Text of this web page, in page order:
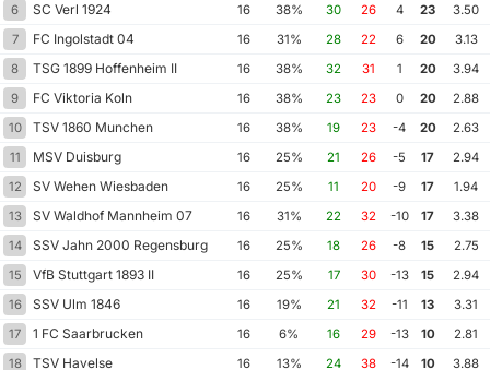
6
SC Verl 1924 16 38% 30 26 4 23
3.50
7
FC Ingolstadt 04 16 31% 28 22 6 20
3.13
8
TSG 1899 Hoffenheim II 16 38% 32 31 1 20
3.94
9
FC Viktoria Koln 16 38% 23 23 0 20
2.88
10
TSV 1860 Munchen 16 38% 19 23 -4 20
2.63
11
MSV Duisburg 16 25% 21 26 -5 17
2.94
12
SV Wehen Wiesbaden 16 25% 11 20 -9 17
1.94
13
SV Waldhof Mannheim 07 16 31% 22 32 -10 17
3.38
14
SSV Jahn 2000 Regensburg 16 25% 18 26 -8 15
2.75
15
VfB Stuttgart 1893 II 16 25% 17 30 -13 15
2.94
16
SSV Ulm 1846 16 19% 21 32 -11 13
3.31
17
1 FC Saarbrucken 16 6% 16 29 -13 10
2.81
18
TSV Havelse 16 13% 24 38 -14 10
3.88